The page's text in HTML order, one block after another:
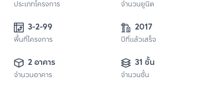
ประเภทโครงการ จำนวนยูนิต
พื้นที่โครงการ
2017
ปีที่แล้วเสร็จ
2 อาคาร
จำนวนอาคาร
31 ชั้น
จำนวนชั้น